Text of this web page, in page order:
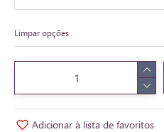
Limpar opções
Adicionar à lista de favoritos